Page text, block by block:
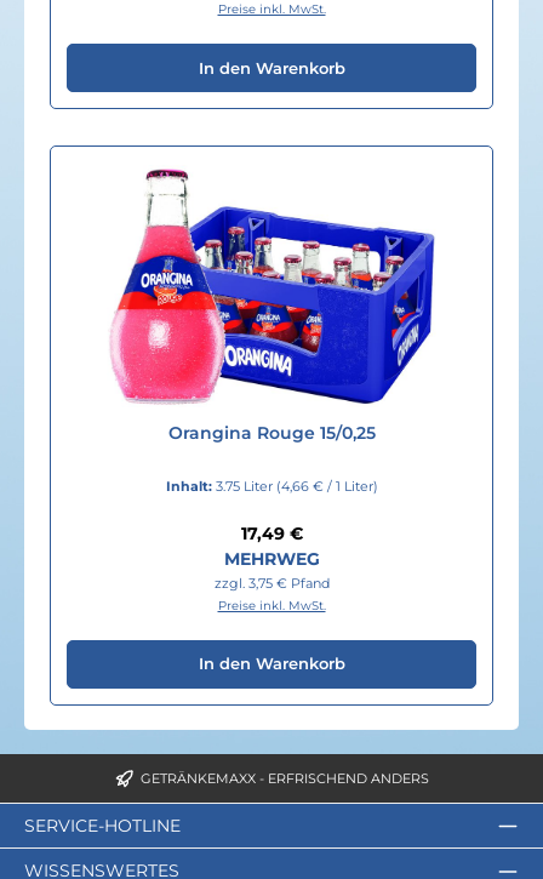
Preise inkl. MwSt.
In den Warenkorb
Orangina Rouge 15/0,25
Inhalt: 3.75 Liter (4,66 € / 1 Liter)
Regulärer Preis:
17,49 €
MEHRWEG
zzgl. 3,75 € Pfand
Preise inkl. MwSt.
In den Warenkorb
GETRÄNKEMAXX - ERFRISCHEND ANDERS
SERVICE-HOTLINE
WISSENSWERTES